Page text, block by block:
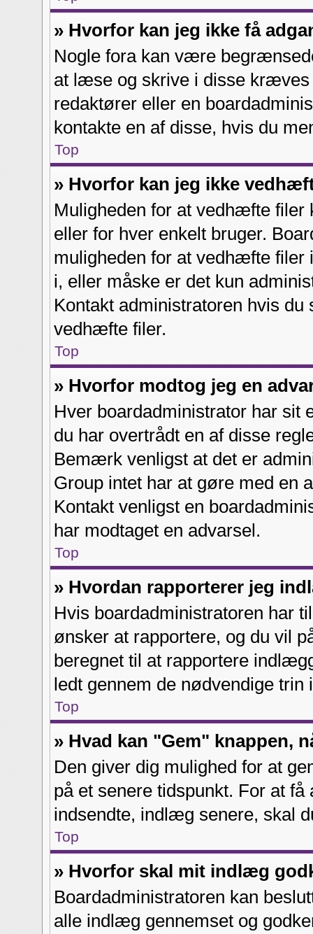
» Hvorfor kan jeg ikke få
Nogle fora kan være
at læse og skrive i disse kræves
redaktører eller en
kontakte en af disse, hvis du
Top
» Hvorfor kan jeg ikke
Muligheden for at vedhæfte filer
eller for hver enkelt bruger.
muligheden for at vedhæfte
i, eller måske er det kun
Kontakt administratoren hvis
vedhæfte filer.
Top
» Hvorfor modtog jeg en
Hver boardadministrator har
du har overtrådt en af disse
Bemærk venligst at det er
Group intet har at gøre med en
Kontakt venligst en
har modtaget en advarsel.
Top
» Hvordan rapporterer jeg
Hvis boardadministratoren har
ønsker at rapportere, og du vil
beregnet til at rapportere
ledt gennem de nødvendige
Top
» Hvad kan "Gem" knappen,
Den giver dig mulighed for at
på et senere tidspunkt. For at
indsendte, indlæg senere, skal
Top
» Hvorfor skal mit indlæg
Boardadministratoren kan
alle indlæg gennemset og